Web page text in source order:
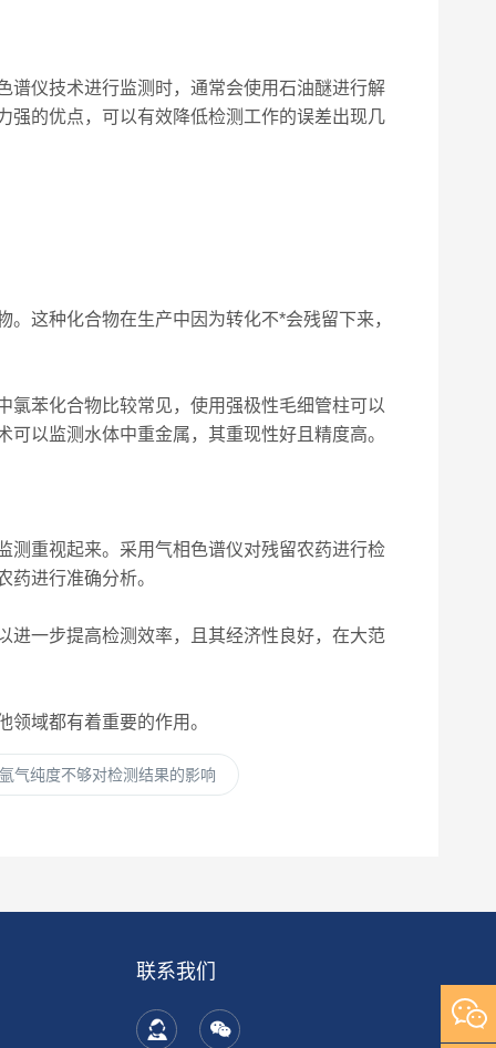
仪技术进行监测时，通常会使用石油醚进行解
强的优点，可以有效降低检测工作的误差出现几
这种化合物在生产中因为转化不*会残留下来，
苯化合物比较常见，使用强极性毛细管柱可以
以监测水体中重金属，其重现性好且精度高。
重视起来。采用气相色谱仪对残留农药进行检
进行准确分析。
一步提高检测效率，且其经济性良好，在大范
域都有着重要的作用。
气纯度不够对检测结果的影响
联系我们